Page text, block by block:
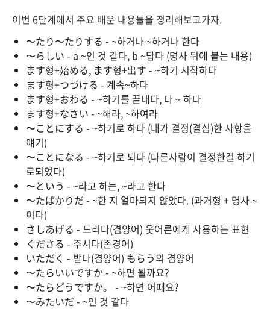
이번 6단계에서 주요 배운 내용들을 정리해보고가자.
〜たり〜たりする - ~하거나 ~하거나 한다
〜らしい - a ~인 것 같다, b ~답다 (명사 뒤에 붙는 내용)
ます형+始める, ます형+出す - ~하기 시작하다
ます형+つづける - 계속~하다
ます형+おわる - ~하기를 끝내다, 다 ~ 하다
ます형+なさい - ~해라, ~하여라
〜ことにする - ~하기로 하다 (내가 결정(결심)한 사항을
얘기)
〜ことになる - ~하기로 되다 (다른사람이 결정한걸 하기
로되었다)
〜という - ~라고 하는, ~라고 한다
〜たばかりだ - ~한 지 얼마되지 않았다. (과거형 + 명사 ~
이다)
さしあげる - 드리다(겸양어) 웃어른에게 사용하는 표현
くださる - 주시다(존경어)
いただく - 받다(겸양어) もらう의 겸양어
〜たらいいですか - ~하면 될까요?
〜たらどうですか。 - ~하면 어때요?
〜みたいだ - ~인 것 같다